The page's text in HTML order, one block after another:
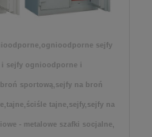
sejfy
i sejfy ognioodporne i
sportową,sejfy na broń
tajne,sejfy,sejfy na
- metalowe szafki socjalne,